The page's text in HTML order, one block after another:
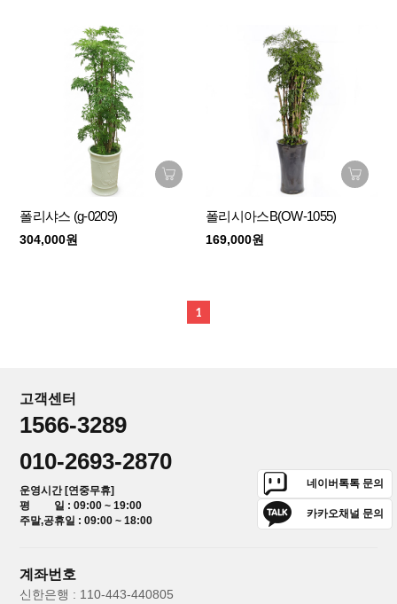
폴리샤스 (g-0209)
304,000원
폴리시아스B(OW-1055)
169,000원
1
고객센터
1566-3289
010-2693-2870
운영시간 [연중무휴]
평 일 : 09:00 ~ 19:00
주말,공휴일 : 09:00 ~ 18:00
네이버톡톡 문의
카카오채널 문의
계좌번호
신한은행 : 110-443-440805